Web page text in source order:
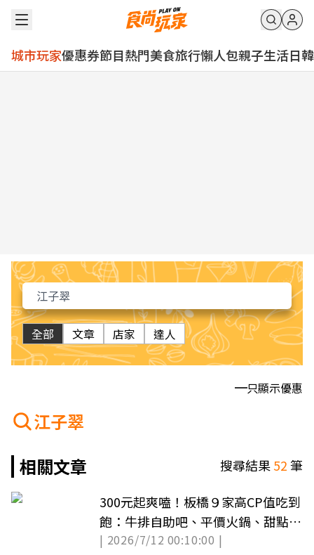
城市玩家優惠券節目熱門美食旅行懶人包親子生活日韓
全部 文章 店家 達人
只顯示優惠
江子翠
相關文章
搜尋結果52筆
300元起爽嗑！板橋９家高CP值吃到
飽：牛排自助吧、平價火鍋、甜點無
限吃
| 2026/7/12 00:10:00 |